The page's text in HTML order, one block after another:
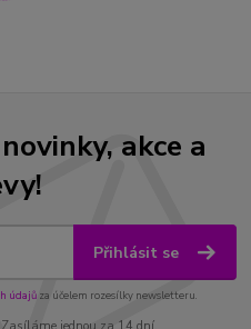
akce a
Přihlásit se
údajůza účelem rozesílky newsletteru.